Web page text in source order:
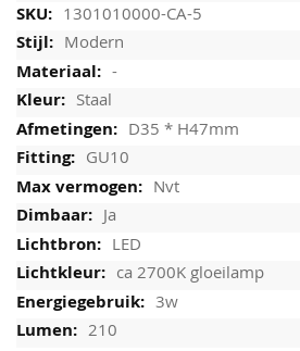
1301010000-CA-5
Modern
-
Staal
D35 * H47mm
GU10
Nvt
Ja
LED
ca 2700K gloeilamp
3w
210